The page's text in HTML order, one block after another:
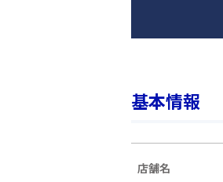
基本情報
店舗名